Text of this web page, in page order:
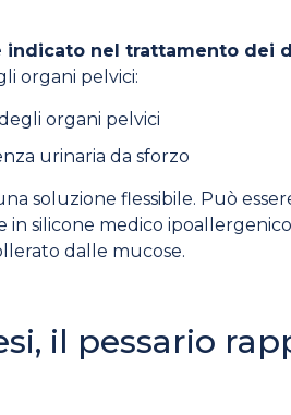
indicato nel trattamento
organi pelvici:
organi pelvici
urinaria da sforzo
una soluzione flessibile. Può
in silicone medico
dalle mucose.
il pessario